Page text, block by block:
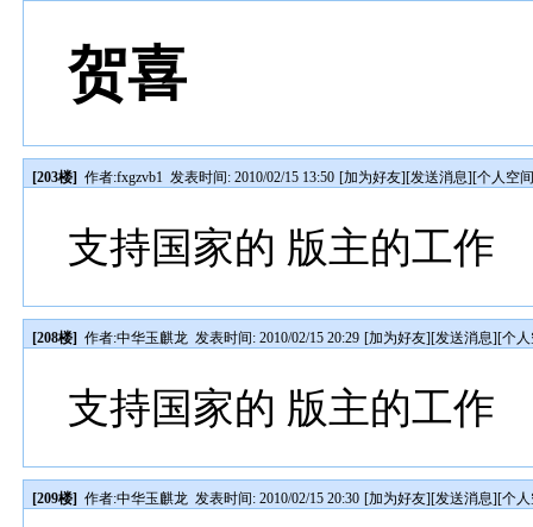
贺喜
[203楼] 作者:fxgzvb1 发表时间: 2010/02/15 13:50 [加为好友][发送消息][个人空
支持国家的 版主的工作
[208楼] 作者:中华玉麒龙 发表时间: 2010/02/15 20:29 [加为好友][发送消息][个
支持国家的 版主的工作
[209楼] 作者:中华玉麒龙 发表时间: 2010/02/15 20:30 [加为好友][发送消息][个